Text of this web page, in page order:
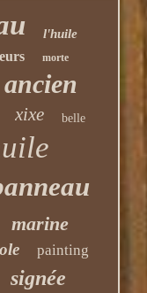
l'huile
morte
ancien
xixe belle
marine
painting
signée